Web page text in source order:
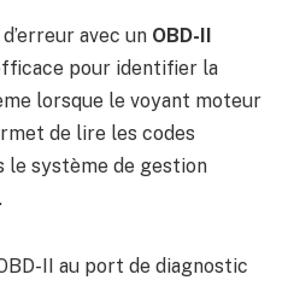
avec un OBD-II
pour identifier la
lorsque le voyant moteur
de lire les codes
le système de gestion
II au port de diagnostic